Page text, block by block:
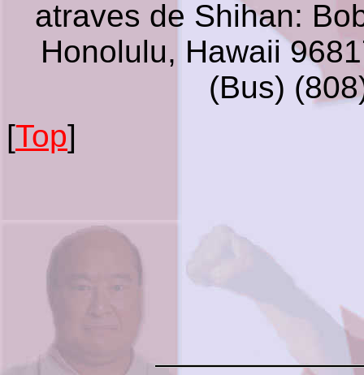
atraves de Shihan:
Honolulu, Hawaii
(Bus)
[Top]